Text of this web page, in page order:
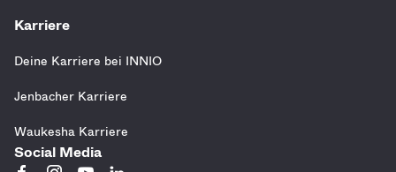
Karriere
Deine Karriere bei INNIO
Jenbacher Karriere
Waukesha Karriere
Social Media